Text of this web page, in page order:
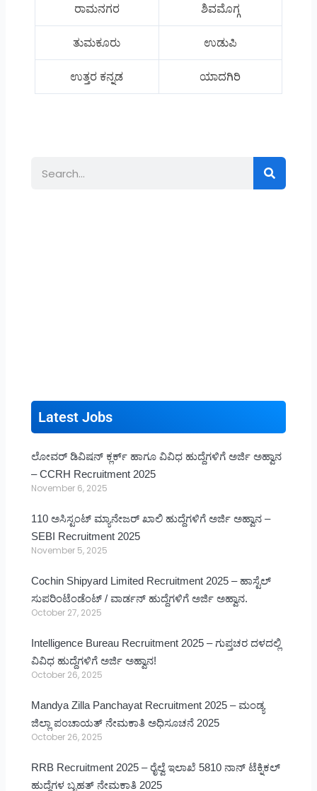
ರಾಮನಗರ ಶಿವಮೊಗ್ಗ
ತುಮಕೂರು ಉಡುಪಿ
ಉತ್ತರ ಕನ್ನಡ ಯಾದಗಿರಿ
Search
Latest Jobs
ಲೋವರ್ ಡಿವಿಷನ್ ಕ್ಲರ್ಕ್ ಹಾಗೂ ವಿವಿಧ ಹುದ್ದೆಗಳಿಗೆ ಅರ್ಜಿ ಅಹ್ವಾನ
– CCRH Recruitment 2025
November 6, 2025
110 ಅಸಿಸ್ಟಂಟ್ ಮ್ಯಾನೇಜರ್ ಖಾಲಿ ಹುದ್ದೆಗಳಿಗೆ ಅರ್ಜಿ ಅಹ್ವಾನ –
SEBI Recruitment 2025
November 5, 2025
Cochin Shipyard Limited Recruitment 2025 – ಹಾಸ್ಟೆಲ್
ಸುಪರಿಂಟೆಂಡೆಂಟ್ / ವಾರ್ಡನ್ ಹುದ್ದೆಗಳಿಗೆ ಅರ್ಜಿ ಅಹ್ವಾನ.
October 27, 2025
Intelligence Bureau Recruitment 2025 – ಗುಪ್ತಚರ ದಳದಲ್ಲಿ
ವಿವಿಧ ಹುದ್ದೆಗಳಿಗೆ ಅರ್ಜಿ ಅಹ್ವಾನ!
October 26, 2025
Mandya Zilla Panchayat Recruitment 2025 – ಮಂಡ್ಯ
ಜಿಲ್ಲಾ ಪಂಚಾಯತ್ ನೇಮಕಾತಿ ಅಧಿಸೂಚನೆ 2025
October 26, 2025
RRB Recruitment 2025 – ರೈಲ್ವೆ ಇಲಾಖೆ 5810 ನಾನ್ ಟೆಕ್ನಿಕಲ್
ಹುದ್ದೆಗಳ ಬೃಹತ್ ನೇಮಕಾತಿ 2025